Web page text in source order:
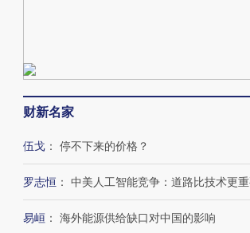
财新名家
伍戈 ： 停不下来的价格？
罗志恒 ： 中美人工智能竞争：道路比技术更
易峘 ： 海外能源供给缺口对中国的影响